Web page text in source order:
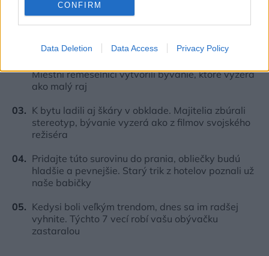
CONFIRM
Data Deletion Data Access Privacy Policy
Deti odrástli, rodičia majú bývanie presne podľa
seba. V novom dome je všetko pre ich život i
Miestni remeselníci vytvorili bývanie, ktoré vyzerá
ako malý raj
K bytu ladili aj škáry v obklade. Majitelia zbúrali
stereotyp, bývanie vyzerá ako z filmov svojského
režiséra
Pridajte túto surovinu do prania, obliečky budú
hladšie a pevnejšie. Starý trik z hotelov poznali už
naše babičky
Kedysi boli veľkým trendom, dnes sa im radšej
vyhnite. Týchto 7 vecí robí vašu obývačku
zastaralou